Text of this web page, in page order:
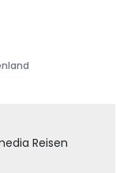
Reisen